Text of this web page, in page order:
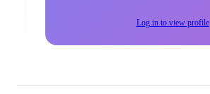
Log in to view profile